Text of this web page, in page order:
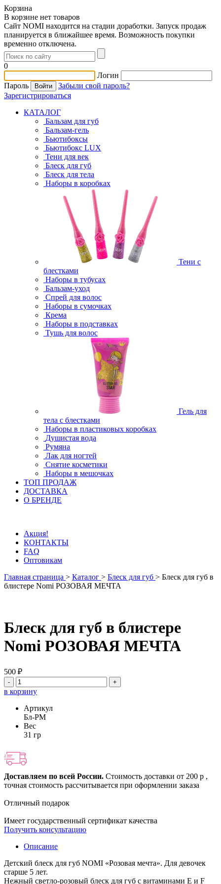
Корзина
В корзине нет товаров
Сайт NOMI находится на стадии доработки. Запуск продаж
планируется в ближайшее время. Возможность покупки
временно отключена.
0
Логин
Пароль
Забыли свой пароль?
Зарегистрироваться
КАТАЛОГ
Бальзам для губ
Бальзам-гель
Бьютибоксы
Бьютибокс LUX
Тени для век
Блеск для губ
Блеск для тела
Наборы в коробках
Тени с
блестками
Наборы в тубусах
Бальзам-уход
Спрей для волос
Наборы в сумочках
Крема
Наборы в подставках
Тушь для волос
Гель для
тела с блестками
Наборы в пластиковых коробках
Душистая вода
Румяна
Лак для ногтей
Снятие косметики
Наборы в мешочках
ТОП ПРОДАЖ
ДОСТАВКА
О БРЕНДЕ
Акция!
КОНТАКТЫ
FAQ
Оптовикам
Главная страница > Каталог > Блеск для губ > Блеск для губ в
блистере Nomi РОЗОВАЯ МЕЧТА
Блеск для губ в блистере
Nomi РОЗОВАЯ МЕЧТА
500 ₽
- +
в корзину
Артикул
Бл-РМ
Вес
31 гр
Доставляем по всей России. Стоимость доставки от 200 р ,
точная стоимость рассчитывается при оформлении заказа
Отличный подарок
Имеет государственный сертификат качества
Получить консультацию
Описание
Детский блеск для губ NOMI «Розовая мечта». Для девочек
старше 5 лет.
Нежный светло-розовый блеск для губ с витаминами E и F